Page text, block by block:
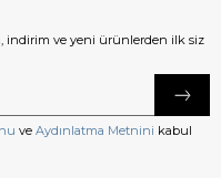
indirim ve yeni ürünlerden ilk siz
ve Aydınlatma Metnini kabul